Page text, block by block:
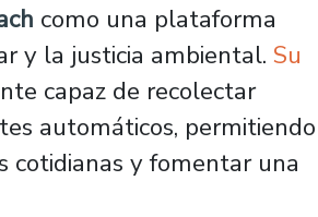
como una plataforma
y la justicia ambiental. Su
capaz de recolectar
automáticos, permitiendo
cotidianas y fomentar una